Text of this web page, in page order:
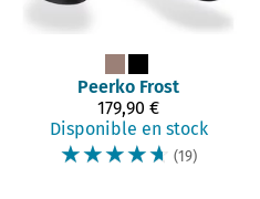
Peerko Frost
179,90 €
Disponible en stock
☆☆☆☆☆ (19)